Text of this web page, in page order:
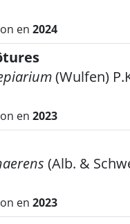
en 2024
(Wulfen)
en 2023
(Alb. &
en 2023